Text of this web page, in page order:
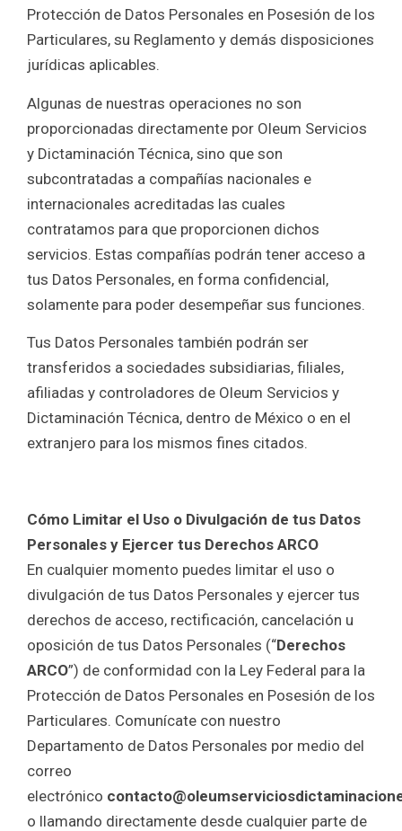
Protección de Datos Personales en Posesión de los
Particulares, su Reglamento y demás disposiciones
jurídicas aplicables.
Algunas de nuestras operaciones no son
proporcionadas directamente por Oleum Servicios
y Dictaminación Técnica, sino que son
subcontratadas a compañías nacionales e
internacionales acreditadas las cuales
contratamos para que proporcionen dichos
servicios. Estas compañías podrán tener acceso a
tus Datos Personales, en forma confidencial,
solamente para poder desempeñar sus funciones.
Tus Datos Personales también podrán ser
transferidos a sociedades subsidiarias, filiales,
afiliadas y controladores de Oleum Servicios y
Dictaminación Técnica, dentro de México o en el
extranjero para los mismos fines citados.
Cómo Limitar el Uso o Divulgación de tus Datos
Personales y Ejercer tus Derechos ARCO
En cualquier momento puedes limitar el uso o
divulgación de tus Datos Personales y ejercer tus
derechos de acceso, rectificación, cancelación u
oposición de tus Datos Personales (“Derechos
ARCO”) de conformidad con la Ley Federal para la
Protección de Datos Personales en Posesión de los
Particulares. Comunícate con nuestro
Departamento de Datos Personales por medio del
correo
electrónico
o llamando directamente desde cualquier parte de